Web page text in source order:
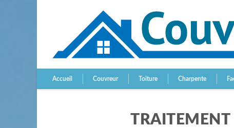
Accueil Couvreur Toiture Charpente
TRAITEMENT